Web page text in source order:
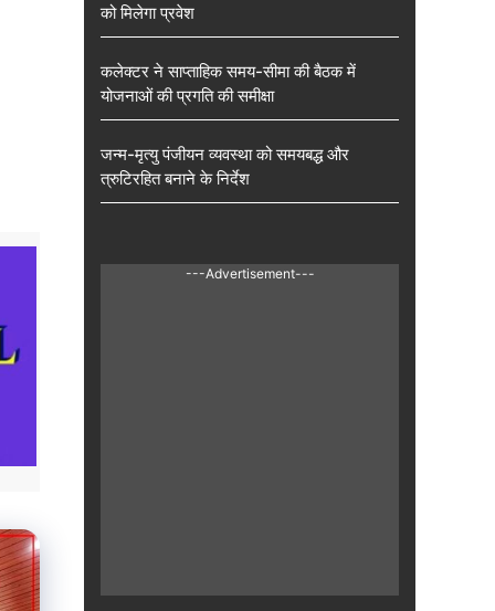
को मिलेगा प्रवेश
कलेक्टर ने साप्ताहिक समय-सीमा की बैठक में
योजनाओं की प्रगति की समीक्षा
जन्म-मृत्यु पंजीयन व्यवस्था को समयबद्ध और
त्रुटिरहित बनाने के निर्देश
---Advertisement---